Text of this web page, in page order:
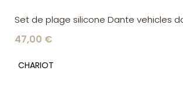
Set de plage silicone Dante vehicles
47,00 €
CHARIOT